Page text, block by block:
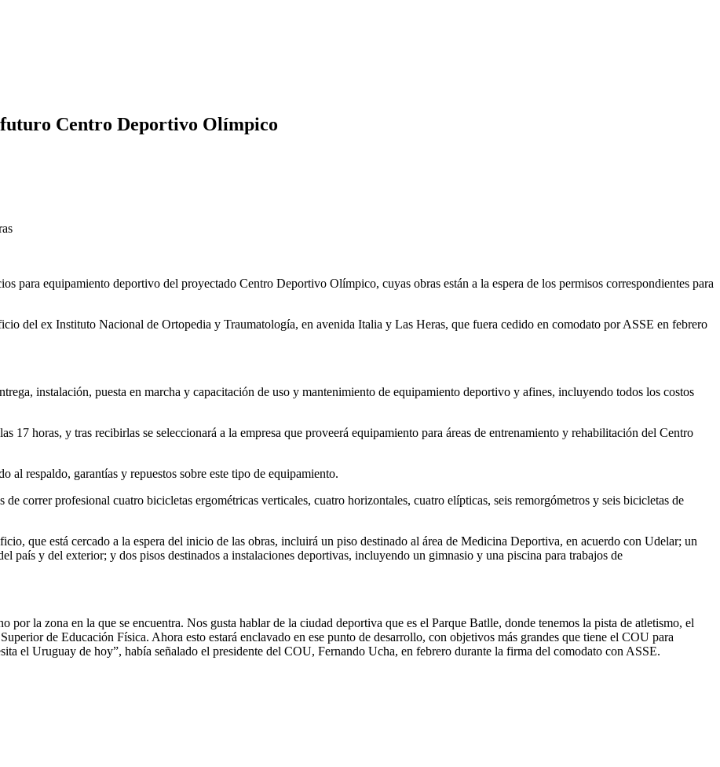
Centro Deportivo Olímpico
equipamiento deportivo del proyectado Centro Deportivo Olímpico, cuyas obras están a la espera de los permisos correspondientes para
del ex Instituto Nacional de Ortopedia y Traumatología, en avenida Italia y Las Heras, que fuera cedido en comodato por ASSE en febrero
instalación, puesta en marcha y capacitación de uso y mantenimiento de equipamiento deportivo y afines, incluyendo todos los costos
17 horas, y tras recibirlas se seleccionará a la empresa que proveerá equipamiento para áreas de entrenamiento y rehabilitación del Centro
respaldo, garantías y repuestos sobre este tipo de equipamiento.
correr profesional cuatro bicicletas ergométricas verticales, cuatro horizontales, cuatro elípticas, seis remorgómetros y seis bicicletas de
que está cercado a la espera del inicio de las obras, incluirá un piso destinado al área de Medicina Deportiva, en acuerdo con Udelar; un
país y del exterior; y dos pisos destinados a instalaciones deportivas, incluyendo un gimnasio y una piscina para trabajos de
por la zona en la que se encuentra. Nos gusta hablar de la ciudad deportiva que es el Parque Batlle, donde tenemos la pista de atletismo, el
de Educación Física. Ahora esto estará enclavado en ese punto de desarrollo, con objetivos más grandes que tiene el COU para
el Uruguay de hoy”, había señalado el presidente del COU, Fernando Ucha, en febrero durante la firma del comodato con ASSE.